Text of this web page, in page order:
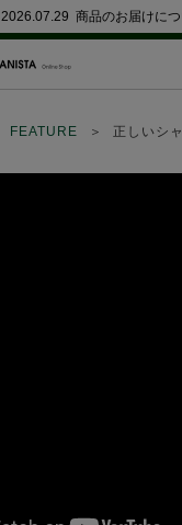
2026.07.29 商品のお届けにつ
FEATURE 正しいシ